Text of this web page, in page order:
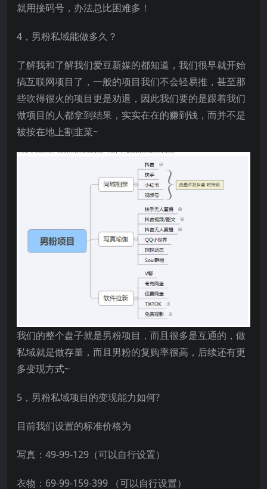
就用接码号，办法总比困难多！
4，男粉私域能做多久？
了解我和了解我们爱豆新媒的都知道，我们很早就开始
搞互联网项目了，一般的项目我们不会轻易推，甚至那
些吹得很火的项目更是劝退，因此我们要的是跟着我们
做项目的人都拿到结果，实实在在的赚到钱，而并不是
被按在地上割韭菜~
我们的整个盘子就是男粉项目，而且很多是互通的，做
私域就是做存量，而且男粉的复购率很高，后续还有更
多变现方式~
5，男粉私域项目的变现能力如何?
目前我们设置的标准价格为
写真：49-99-129（可以自行设置）
衣物：69-99-159-399 （可以自行设置）